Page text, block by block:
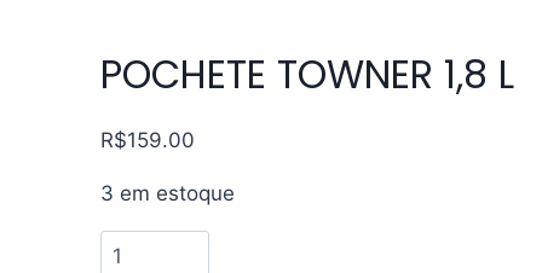
POCHETE TOWNER 1,8 L
R$159.00
3 em estoque
POCHETE